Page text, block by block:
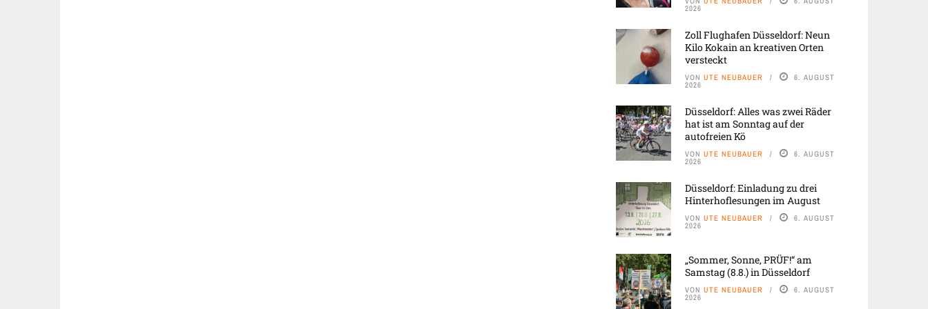
2026
Zoll Flughafen Düsseldorf: Neun
Kilo Kokain an kreativen Orten
versteckt
VON UTE NEUBAUER 6. AUGUST
2026
Düsseldorf: Alles was zwei Räder
hat ist am Sonntag auf der
autofreien Kö
VON UTE NEUBAUER 6. AUGUST
2026
Düsseldorf: Einladung zu drei
Hinterhoflesungen im August
VON UTE NEUBAUER 6. AUGUST
2026
„Sommer, Sonne, PRÜF!“ am
Samstag (8.8.) in Düsseldorf
VON UTE NEUBAUER 6. AUGUST
2026